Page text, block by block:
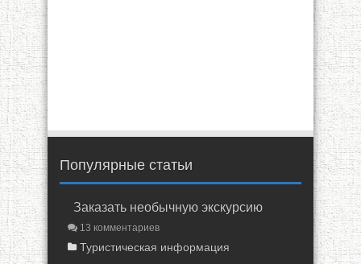
Популярные статьи
Заказать необычную экскурсию
13 комментариев
Туристическая информация